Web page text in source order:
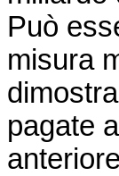
Può
misura
pagate